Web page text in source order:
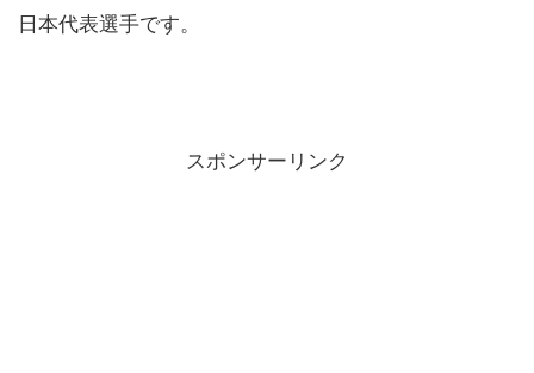
日本代表選手です。
スポンサーリンク